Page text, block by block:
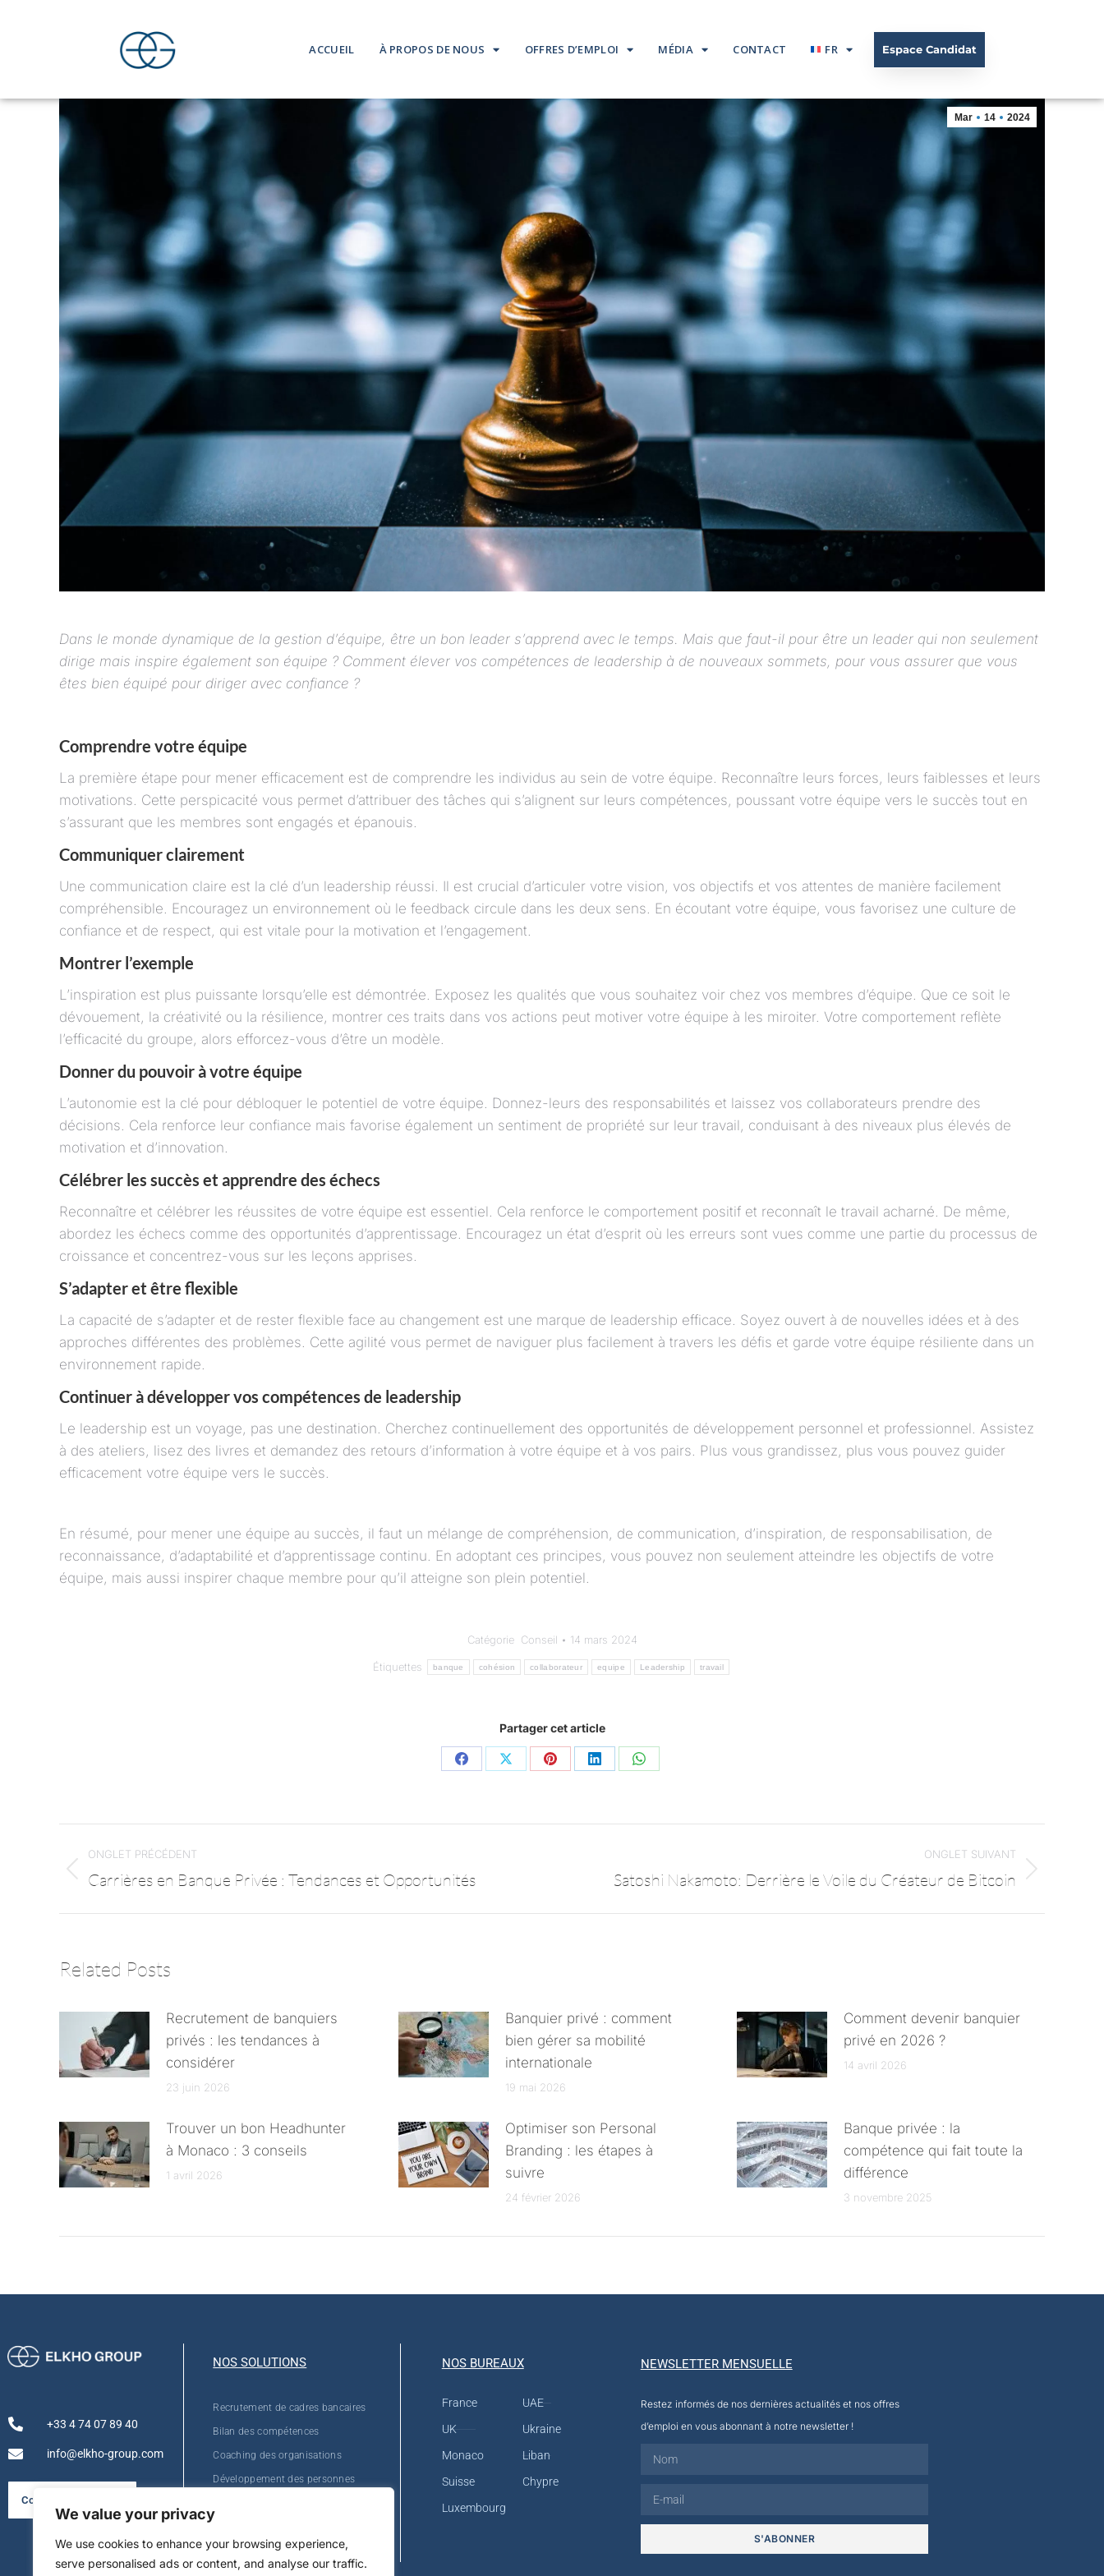
We value your privacy
We use cookies to enhance your browsing experience,
serve personalised ads or content, and analyse our traffic.
ACCUEIL À PROPOS DE NOUS OFFRES D’EMPLOI MÉDIA CONTACT FR Espace Candidat
Mar 14 2024
Dans le monde dynamique de la gestion d’équipe, être un bon leader s’apprend avec le temps. Mais que faut-il pour être un leader qui non seulement
dirige mais inspire également son équipe ? Comment élever vos compétences de leadership à de nouveaux sommets, pour vous assurer que vous
êtes bien équipé pour diriger avec confiance ?
Comprendre votre équipe
La première étape pour mener efficacement est de comprendre les individus au sein de votre équipe. Reconnaître leurs forces, leurs faiblesses et leurs
motivations. Cette perspicacité vous permet d’attribuer des tâches qui s’alignent sur leurs compétences, poussant votre équipe vers le succès tout en
s’assurant que les membres sont engagés et épanouis.
Communiquer clairement
Une communication claire est la clé d’un leadership réussi. Il est crucial d’articuler votre vision, vos objectifs et vos attentes de manière facilement
compréhensible. Encouragez un environnement où le feedback circule dans les deux sens. En écoutant votre équipe, vous favorisez une culture de
confiance et de respect, qui est vitale pour la motivation et l’engagement.
Montrer l’exemple
L’inspiration est plus puissante lorsqu’elle est démontrée. Exposez les qualités que vous souhaitez voir chez vos membres d’équipe. Que ce soit le
dévouement, la créativité ou la résilience, montrer ces traits dans vos actions peut motiver votre équipe à les miroiter. Votre comportement reflète
l’efficacité du groupe, alors efforcez-vous d’être un modèle.
Donner du pouvoir à votre équipe
L’autonomie est la clé pour débloquer le potentiel de votre équipe. Donnez-leurs des responsabilités et laissez vos collaborateurs prendre des
décisions. Cela renforce leur confiance mais favorise également un sentiment de propriété sur leur travail, conduisant à des niveaux plus élevés de
motivation et d’innovation.
Célébrer les succès et apprendre des échecs
Reconnaître et célébrer les réussites de votre équipe est essentiel. Cela renforce le comportement positif et reconnaît le travail acharné. De même,
abordez les échecs comme des opportunités d’apprentissage. Encouragez un état d’esprit où les erreurs sont vues comme une partie du processus de
croissance et concentrez-vous sur les leçons apprises.
S’adapter et être flexible
La capacité de s’adapter et de rester flexible face au changement est une marque de leadership efficace. Soyez ouvert à de nouvelles idées et à des
approches différentes des problèmes. Cette agilité vous permet de naviguer plus facilement à travers les défis et garde votre équipe résiliente dans un
environnement rapide.
Continuer à développer vos compétences de leadership
Le leadership est un voyage, pas une destination. Cherchez continuellement des opportunités de développement personnel et professionnel. Assistez
à des ateliers, lisez des livres et demandez des retours d’information à votre équipe et à vos pairs. Plus vous grandissez, plus vous pouvez guider
efficacement votre équipe vers le succès.
En résumé, pour mener une équipe au succès, il faut un mélange de compréhension, de communication, d’inspiration, de responsabilisation, de
reconnaissance, d’adaptabilité et d’apprentissage continu. En adoptant ces principes, vous pouvez non seulement atteindre les objectifs de votre
équipe, mais aussi inspirer chaque membre pour qu’il atteigne son plein potentiel.
Catégorie Conseil 14 mars 2024
Étiquettes banque cohésion collaborateur equipe Leadership travail
Partager cet article
ONGLET PRÉCÉDENT
Carrières en Banque Privée : Tendances et Opportunités
ONGLET SUIVANT
Satoshi Nakamoto: Derrière le Voile du Créateur de Bitcoin
Related Posts
Recrutement de banquiers
privés : les tendances à
considérer
23 juin 2026
Banquier privé : comment
bien gérer sa mobilité
internationale
19 mai 2026
Comment devenir banquier
privé en 2026 ?
14 avril 2026
Trouver un bon Headhunter
à Monaco : 3 conseils
1 avril 2026
Optimiser son Personal
Branding : les étapes à
suivre
24 février 2026
Banque privée : la
compétence qui fait toute la
différence
3 novembre 2025
+33 4 74 07 89 40
info@elkho-group.com
Consulter la brochure
NOS SOLUTIONS
Recrutement de cadres bancaires
Bilan des compétences
Coaching des organisations
Développement des personnes
NOS BUREAUX
France
UK
Monaco
Suisse
Luxembourg
UAE
Ukraine
Liban
Chypre
NEWSLETTER MENSUELLE
Restez informés de nos dernières actualités et nos offres
d’emploi en vous abonnant à notre newsletter !
S'ABONNER